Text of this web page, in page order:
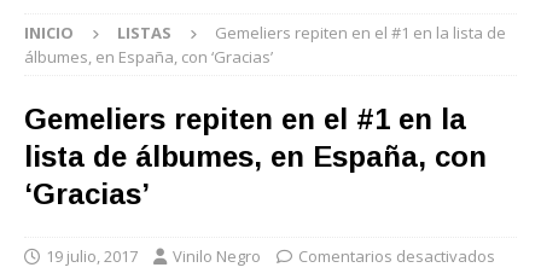
INICIO LISTAS
Gemeliers repiten en el #1 en la lista de
álbumes, en España, con ‘Gracias’
Gemeliers repiten en el #1 en la
lista de álbumes, en España, con
‘Gracias’
19 julio, 2017 Vinilo Negro Comentarios desactivados